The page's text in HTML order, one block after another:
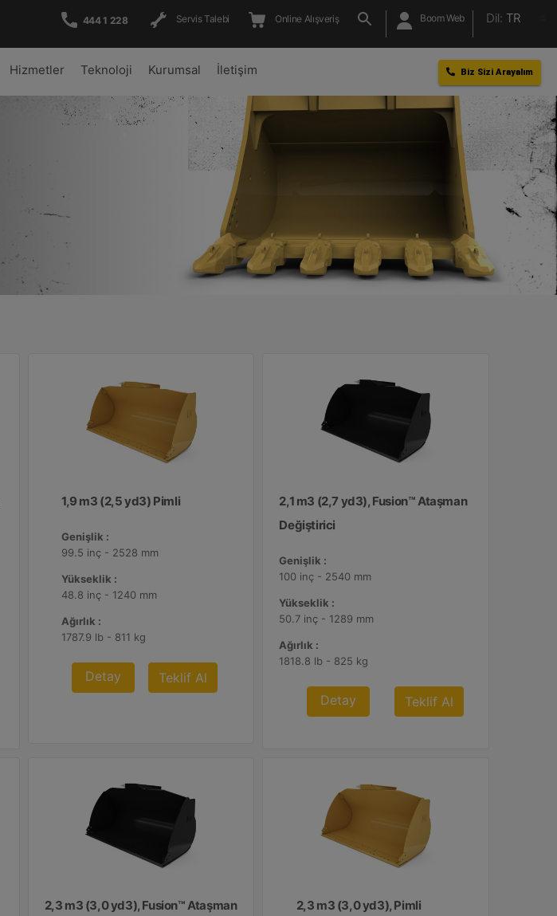
444 1 228 Servis Talebi Online Alışveriş Boom Web Dil: TR
Hizmetler Teknoloji Kurumsal İletişim Biz Sizi Arayalım
1,9 m3 (2,5 yd3) Pimli
Genişlik :
99.5 inç - 2528 mm
Yükseklik :
48.8 inç - 1240 mm
Ağırlık :
1787.9 lb - 811 kg
Detay Teklif Al
2,1 m3 (2,7 yd3), Fusion™ Ataşman
Değiştirici
Genişlik :
100 inç - 2540 mm
Yükseklik :
50.7 inç - 1289 mm
Ağırlık :
1818.8 lb - 825 kg
Detay Teklif Al
2,3 m3 (3,0 yd3), Fusion™ Ataşman
2,3 m3 (3,0 yd3), Pimli